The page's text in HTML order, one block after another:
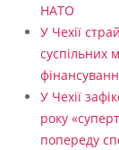
НАТО
У Чехії
суспільних
У Чехії
року
попереду